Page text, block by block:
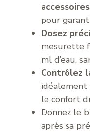
accessoires
pour
Dosez
mesurette
ml d’eau,
Contrôlez
idéalement
le confort
Donnez le
après sa